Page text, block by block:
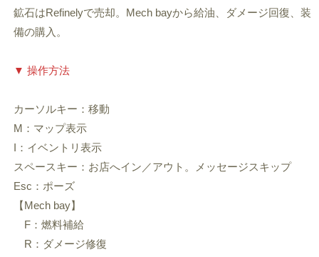
鉱石はRefinelyで売却。Mech bayから給油、ダメージ回復、装
備の購入。
▼ 操作方法
カーソルキー：移動
M：マップ表示
I：イベントリ表示
スペースキー：お店へイン／アウト。メッセージスキップ
Esc：ポーズ
【Mech bay】
F：燃料補給
R：ダメージ修復